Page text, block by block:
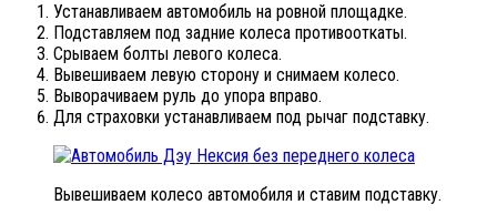
Устанавливаем автомобиль на ровной площадке.
Подставляем под задние колеса противооткаты.
Срываем болты левого колеса.
Вывешиваем левую сторону и снимаем колесо.
Выворачиваем руль до упора вправо.
Для страховки устанавливаем под рычаг подставку.
Вывешиваем колесо автомобиля и ставим подставку.